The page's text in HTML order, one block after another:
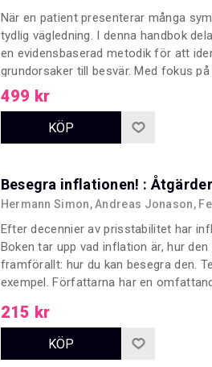
När en patient presenterar många
tydlig vägledning. I denna handbok
en evidensbaserad metodik för att
grundorsaker till besvär. Med fokus
neurovetenskap ger han praktiska
välgrundade beslut – en ovärderlig
499 kr
Besegra inflationen! :
Hermann Simon, Andreas Jonason,
Efter decennier av prisstabilitet har
Boken tar upp vad inflation är, hur
framförallt: hur du kan besegra den.
exempel. Författarna har en
och många år på det världsledande
Partners.
215 kr